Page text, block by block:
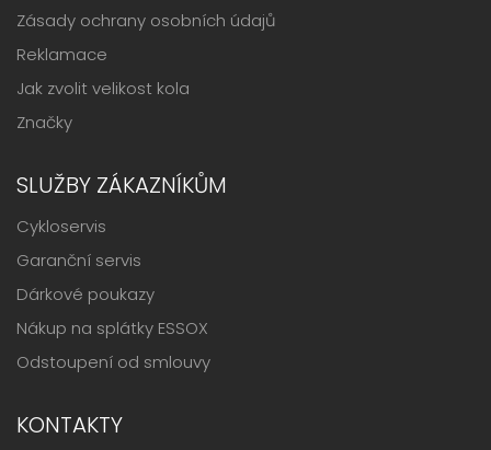
Zásady ochrany osobních údajů
Reklamace
Jak zvolit velikost kola
Značky
SLUŽBY ZÁKAZNÍKŮM
Cykloservis
Garanční servis
Dárkové poukazy
Nákup na splátky ESSOX
Odstoupení od smlouvy
KONTAKTY